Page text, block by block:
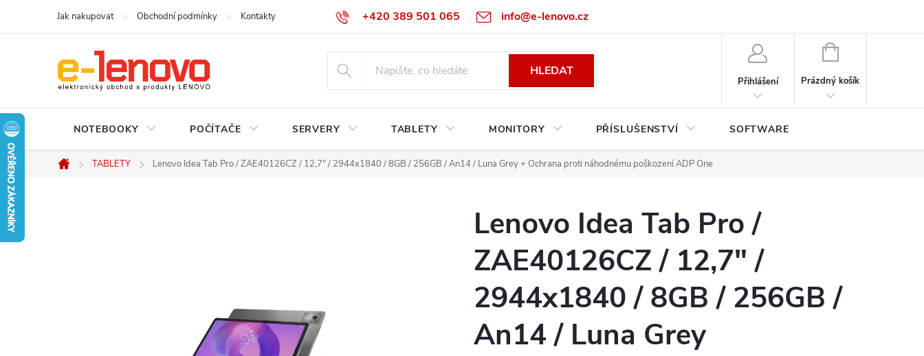
+420 389 501 065 info@e-lenovo.cz
Jak nakupovat Obchodní podmínky Kontakty
HLEDAT
Přihlášení
NÁKUPNÍ
Prázdný košík
NOTEBOOKY POČÍTAČE SERVERY TABLETY MONITORY PŘÍSLUŠENSTVÍ SOFTWARE
Domů
TABLETY Lenovo Idea Tab Pro / ZAE40126CZ / 12,7" / 2944x1840 / 8GB / 256GB / An14 / Luna Grey+ Ochrana proti náhodnému poškození ADP One
Lenovo Idea Tab Pro /
ZAE40126CZ / 12,7" /
2944x1840 / 8GB / 256GB /
An14 / Luna Grey